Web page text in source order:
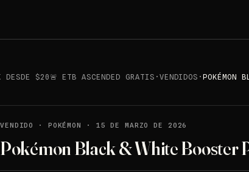
DESDE $20🚨 ETB ASCENDED GRATIS · VENDIDOS ·POKÉMON
VENDIDO · POKÉMON · 15 DE MARZO DE 2026
Pokémon Black & White Booster